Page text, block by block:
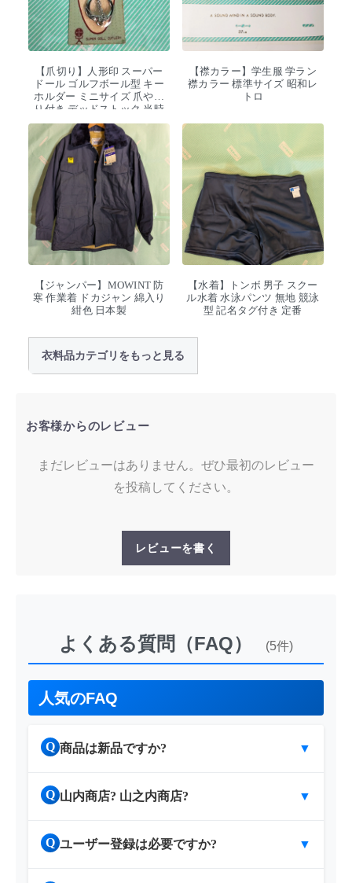
【爪切り】人形印 スーパー
ドール ゴルフボール型 キー
ホルダー ミニサイズ 爪やす
り付き デッドストック 当時
物
【襟カラー】学生服 学ラン
襟カラー 標準サイズ 昭和レ
トロ
【ジャンパー】MOWINT 防
寒 作業着 ドカジャン 綿入り
紺色 日本製
【水着】トンボ 男子 スクー
ル水着 水泳パンツ 無地 競泳
型 記名タグ付き 定番
衣料品カテゴリをもっと見る
お客様からのレビュー
まだレビューはありません。ぜひ最初のレビュー
を投稿してください。
レビューを書く
よくある質問（FAQ） (5件)
人気のFAQ
Q 商品は新品ですか? ▼
Q 山内商店? 山之内商店? ▼
Q ユーザー登録は必要ですか? ▼